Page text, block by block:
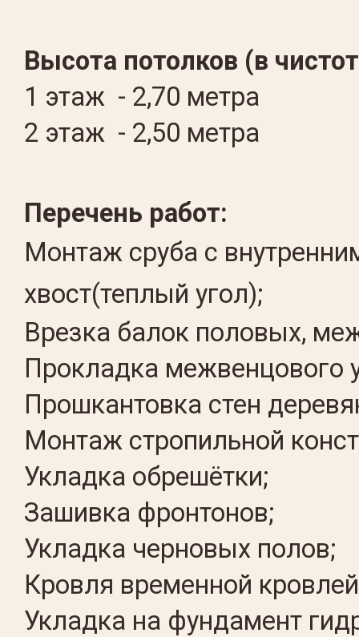
Высота потолков (в
1 этаж - 2,70 метра
2 этаж - 2,50 метра
Перечень работ:
Монтаж сруба с
хвост(теплый угол);
Врезка балок половых,
Прокладка межвенцового
Прошкантовка стен
Монтаж стропильной
Укладка обрешётки;
Зашивка фронтонов;
Укладка черновых полов;
Кровля временной
Укладка на фундамент